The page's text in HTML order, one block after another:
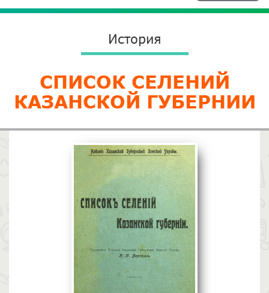
История
СПИСОК СЕЛЕНИЙ
КАЗАНСКОЙ ГУБЕРНИИ